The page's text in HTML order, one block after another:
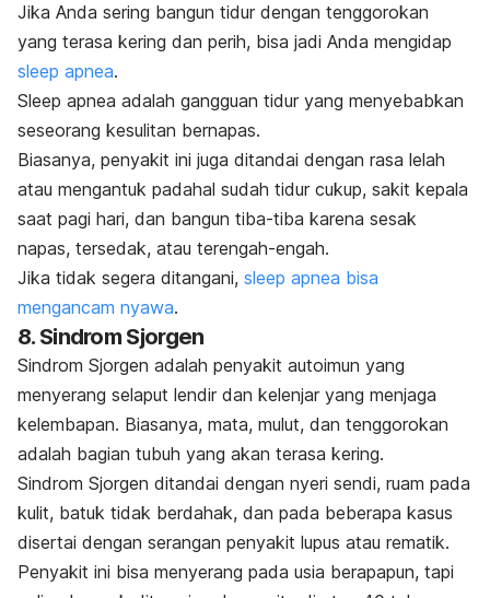
Jika Anda sering bangun tidur dengan tenggorokan
yang terasa kering dan perih, bisa jadi Anda mengidap
sleep apnea.
Sleep apnea adalah gangguan tidur yang menyebabkan
seseorang kesulitan bernapas.
Biasanya, penyakit ini juga ditandai dengan rasa lelah
atau mengantuk padahal sudah tidur cukup, sakit kepala
saat pagi hari, dan bangun tiba-tiba karena sesak
napas, tersedak, atau terengah-engah.
Jika tidak segera ditangani, sleep apnea bisa
mengancam nyawa.
8. Sindrom Sjorgen
Sindrom Sjorgen adalah penyakit autoimun yang
menyerang selaput lendir dan kelenjar yang menjaga
kelembapan. Biasanya, mata, mulut, dan tenggorokan
adalah bagian tubuh yang akan terasa kering.
Sindrom Sjorgen ditandai dengan nyeri sendi, ruam pada
kulit, batuk tidak berdahak, dan pada beberapa kasus
disertai dengan serangan penyakit lupus atau rematik.
Penyakit ini bisa menyerang pada usia berapapun, tapi